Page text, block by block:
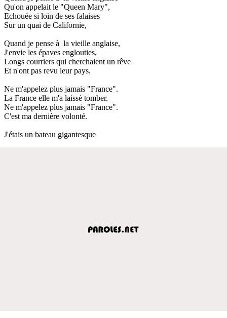
Qu'on appelait le "Queen Mary",
Echouée si loin de ses falaises
Sur un quai de Californie,
Quand je pense à la vieille anglaise,
J'envie les épaves englouties,
Longs courriers qui cherchaient un rêve
Et n'ont pas revu leur pays.
Ne m'appelez plus jamais "France".
La France elle m'a laissé tomber.
Ne m'appelez plus jamais "France".
C'est ma dernière volonté.
J'étais un bateau gigantesque